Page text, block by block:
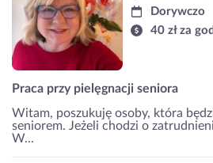
Dorywczo
40 zł za
Praca przy pielęgnacji seniora
Witam, poszukuję osoby, która
seniorem. Jeżeli chodzi o
W...